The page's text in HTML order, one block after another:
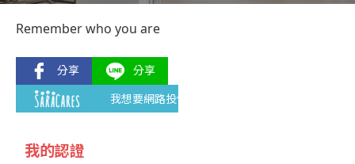
Remember who you are
我想要網路投保
我的認證